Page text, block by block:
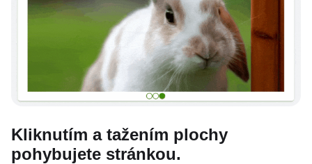
Kliknutím a tažením plochy
pohybujete stránkou.